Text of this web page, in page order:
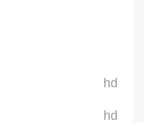
hd
hd